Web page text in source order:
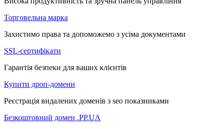
Торговельна марка
Захистимо права та допоможемо з усіма документами
SSL-сертифікати
Гарантія безпеки для ваших клієнтів
Купити дроп-домени
Реєстрація видалених доменів з seo показниками
Безкоштовний домен .PP.UA